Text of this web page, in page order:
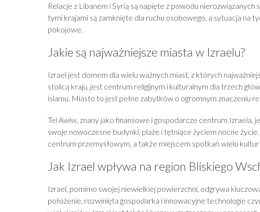
Relacje z Libanem i Syrią są napięte z powodu
tymi krajami są zamknięte dla ruchu osobowego, a sytuacja na
pokojowe.
Jakie są najważniejsze miasta w Izraelu?
Izrael jest domem dla wielu ważnych miast, z których
stolicą kraju, jest centrum religijnym i kulturalnym dla trzech
islamu. Miasto to jest pełne zabytków o ogromnym znaczeniu
Tel Awiw, znany jako finansowe i gospodarcze centrum
swoje nowoczesne budynki, plaże i tętniące życiem nocne
centrum przemysłowym, a także miejscem spotkań wielu kultur
Jak Izrael wpływa na region Bliskiego
Izrael, pomimo swojej niewielkiej powierzchni, odgrywa
położenie, rozwinięta gospodarka i innowacyjne technologie